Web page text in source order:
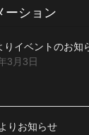
ーション
りイベントのお知
3月3日
りお知らせ